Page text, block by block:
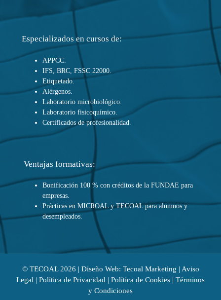
Especializados en cursos de:
APPCC.
IFS, BRC, FSSC 22000.
Etiquetado.
Alérgenos.
Laboratorio microbiológico.
Laboratorio fisicoquímico.
Certificados de profesionalidad.
Ventajas formativas:
Bonificación 100 % con créditos de la FUNDAE para
empresas.
Prácticas en MICROAL y TECOAL para alumnos y
desempleados.
© TECOAL2026 | Diseño Web: Tecoal Marketing | Aviso
Legal | Política de Privacidad | Política de Cookies | Términos
y Condiciones